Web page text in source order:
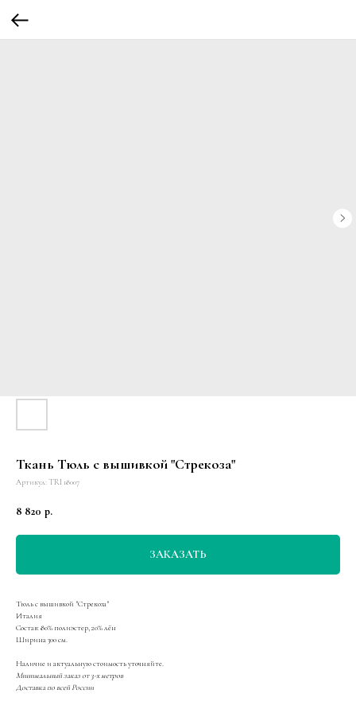
Ткань Тюль с вышивкой "Стрекоза"
Артикул:TRI 18007
8 820 р.
ЗАКАЗАТЬ
Тюль с вышивкой "Стрекоза"
Италия
Состав: 80% полиэстер, 20% лён
Ширина 300 см.
Наличие и актуальную стоимость уточняйте.
Минимальный заказ от 3-х метров
Доставка по всей России